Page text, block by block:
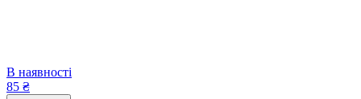
В наявності
85 ₴